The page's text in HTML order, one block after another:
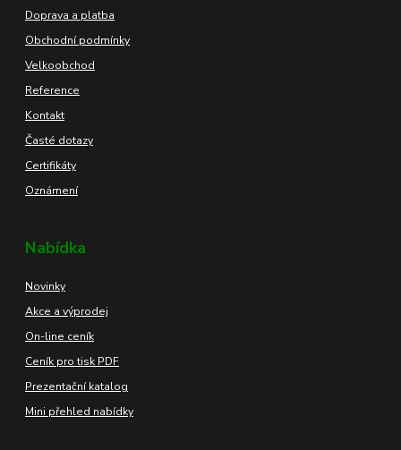
Doprava a platba
Obchodní podmínky
Velkoobchod
Reference
Kontakt
Časté dotazy
Certifikáty
Oznámení
Nabídka
Novinky
Akce a výprodej
On-line ceník
Ceník pro tisk PDF
Prezentační katalog
Mini přehled nabídky